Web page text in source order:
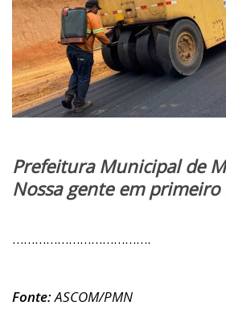
Prefeitura Municipal de
Nossa gente em primeiro
……………………………….
Fonte:ASCOM/PMN